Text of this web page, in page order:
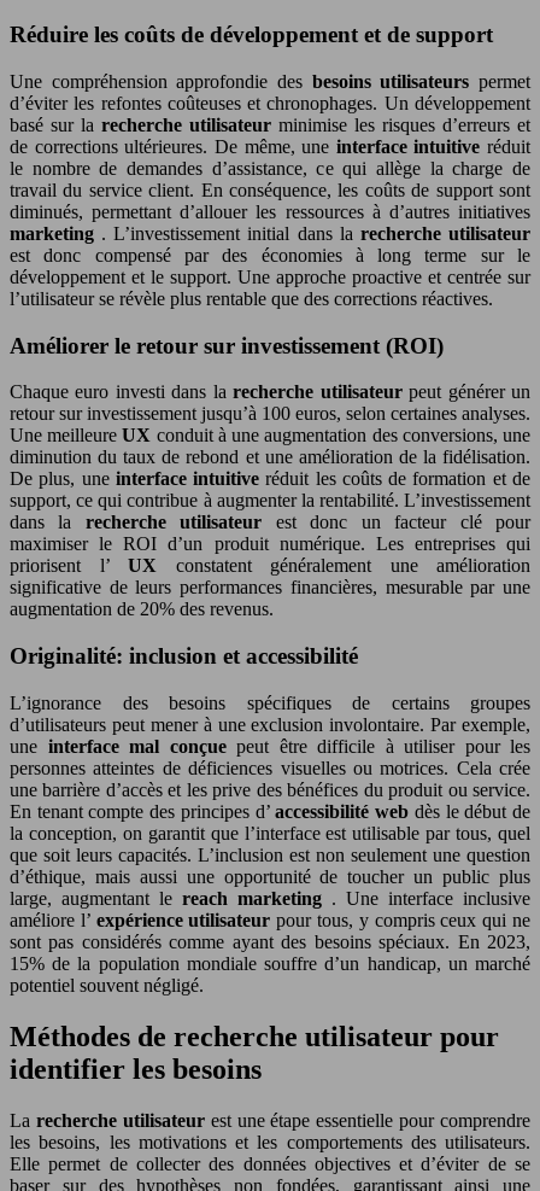
Réduire les coûts de développement et de support
Une compréhension approfondie des besoins utilisateurspermet
d’éviter les refontes coûteuses et chronophages. Un développement
basé sur la recherche utilisateur minimise les risques d’erreurs et
de corrections ultérieures. De même, une interface intuitive réduit
le nombre de demandes d’assistance, ce qui allège la charge de
travail du service client. En conséquence, les coûts de support sont
diminués, permettant d’allouer les ressources à d’autres initiatives
marketing . L’investissement initial dans la recherche utilisateur
est donc compensé par des économies à long terme sur le
développement et le support. Une approche proactive et centrée sur
l’utilisateur se révèle plus rentable que des corrections réactives.
Améliorer le retour sur investissement (ROI)
Chaque euro investi dans larecherche utilisateurpeut générer un
retour sur investissement jusqu’à 100 euros, selon certaines analyses.
Une meilleureUX conduit à une augmentation des conversions, une
diminution du taux de rebond et une amélioration de la fidélisation.
De plus, une interface intuitiveréduit les coûts de formation et de
support, ce qui contribue à augmenter la rentabilité. L’investissement
dans la recherche utilisateur est donc un facteur clé pour
maximiser le ROI d’un produit numérique. Les entreprises qui
priorisent l’ UX constatent généralement une amélioration
significative de leurs performances financières, mesurable par une
augmentation de 20% des revenus.
Originalité: inclusion et accessibilité
L’ignorance des besoins spécifiques de certains groupes
d’utilisateurs peut mener à une exclusion involontaire. Par exemple,
une interface mal conçue peut être difficile à utiliser pour les
personnes atteintes de déficiences visuelles ou motrices. Cela crée
une barrière d’accès et les prive des bénéfices du produit ou service.
En tenant compte des principes d’accessibilité web dès le début de
la conception, on garantit que l’interface est utilisable par tous, quel
que soit leurs capacités. L’inclusion est non seulement une question
d’éthique, mais aussi une opportunité de toucher un public plus
large, augmentant le reach marketing . Une interface inclusive
améliore l’ expérience utilisateurpour tous, y compris ceux qui ne
sont pas considérés comme ayant des besoins spéciaux. En 2023,
15% de la population mondiale souffre d’un handicap, un marché
potentiel souvent négligé.
Méthodes de recherche utilisateur pour
identifier les besoins
La recherche utilisateur est une étape essentielle pour comprendre
les besoins, les motivations et les comportements des utilisateurs.
Elle permet de collecter des données objectives et d’éviter de se
baser sur des hypothèses non fondées, garantissant ainsi une